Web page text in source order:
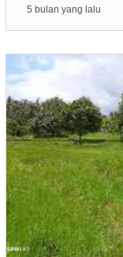
5 bulan yang lalu